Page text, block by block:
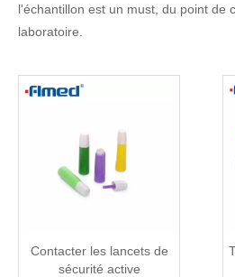
l'échantillon est un must, du point de
laboratoire.
Contacter les lancets de
sécurité active